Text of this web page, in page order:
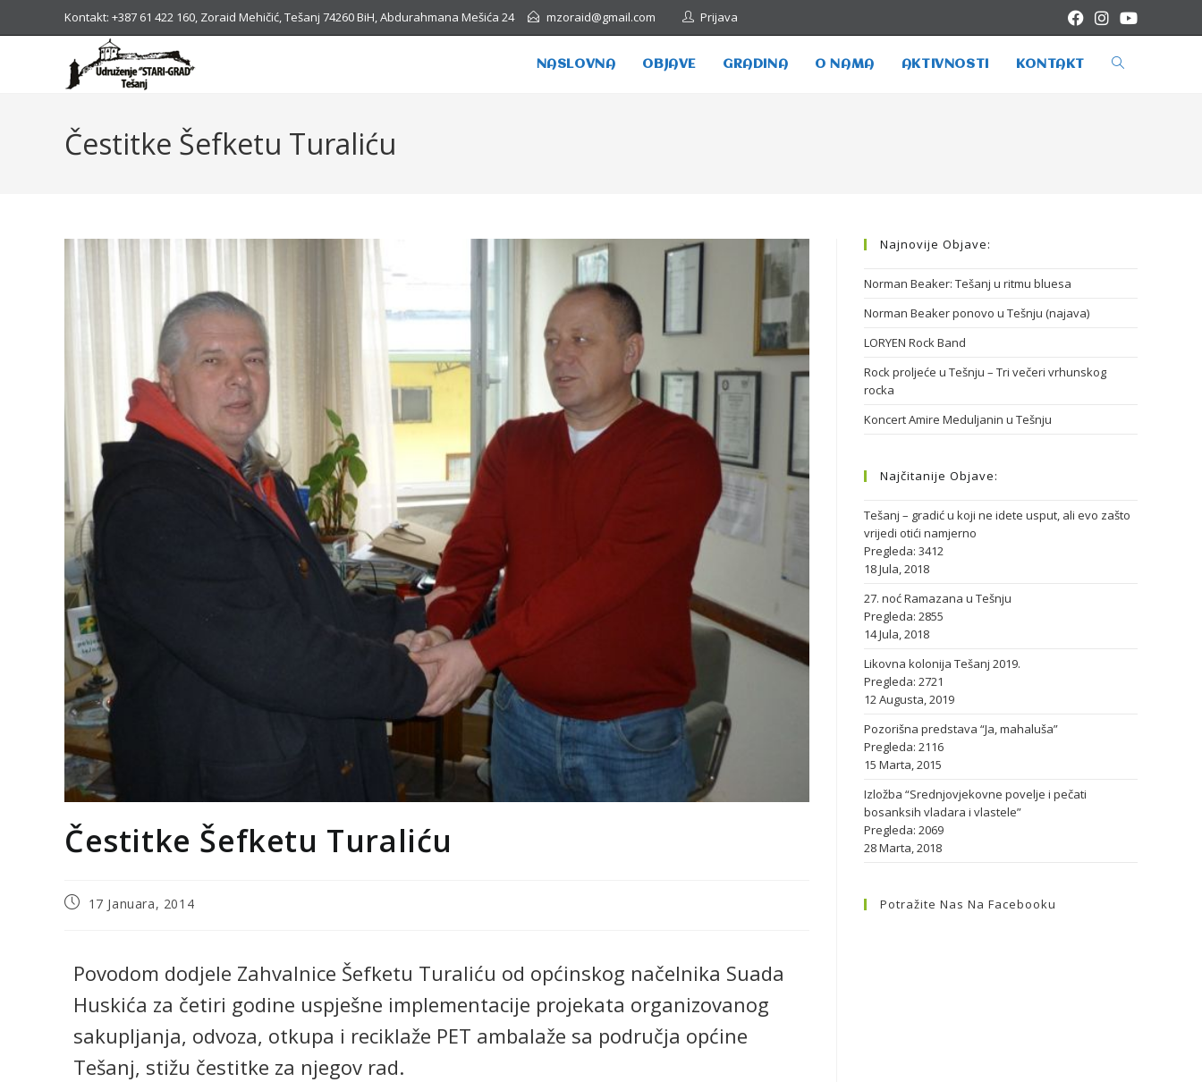
Kontakt: +387 61 422 160, Zoraid Mehičić, Tešanj 74260 BiH, Abdurahmana Mešića 24 mzoraid@gmail.com Prijava
NASLOVNA OBJAVE GRADINA O NAMA AKTIVNOSTI KONTAKT
Čestitke Šefketu Turaliću
Čestitke Šefketu Turaliću
17 Januara, 2014
Povodom dodjele Zahvalnice Šefketu Turaliću od općinskog načelnika Suada
Huskića za četiri godine uspješne implementacije projekata organizovanog
sakupljanja, odvoza, otkupa i reciklaže PET ambalaže sa područja općine
Tešanj, stižu čestitke za njegov rad.
Najnovije Objave:
Norman Beaker: Tešanj u ritmu bluesa
Norman Beaker ponovo u Tešnju (najava)
LORYEN Rock Band
Rock proljeće u Tešnju – Tri večeri vrhunskog
rocka
Koncert Amire Meduljanin u Tešnju
Najčitanije Objave:
Tešanj – gradić u koji ne idete usput, ali evo zašto
vrijedi otići namjerno
Pregleda: 3412
18 Jula, 2018
27. noć Ramazana u Tešnju
Pregleda: 2855
14 Jula, 2018
Likovna kolonija Tešanj 2019.
Pregleda: 2721
12 Augusta, 2019
Pozorišna predstava “Ja, mahaluša”
Pregleda: 2116
15 Marta, 2015
Izložba “Srednjovjekovne povelje i pečati
bosanksih vladara i vlastele”
Pregleda: 2069
28 Marta, 2018
Potražite Nas Na Facebooku